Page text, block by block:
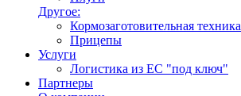
Другое:
Кормозаготовительная техника
Прицепы
Услуги
Логистика из ЕС "под ключ"
Партнеры